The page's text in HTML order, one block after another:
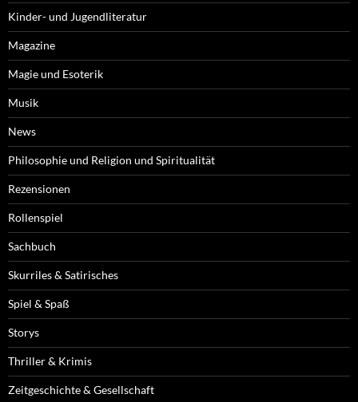
Kinder- und Jugendliteratur
Magazine
Magie und Esoterik
Musik
News
Philosophie und Religion und Spiritualität
Rezensionen
Rollenspiel
Sachbuch
Skurriles & Satirisches
Spiel & Spaß
Storys
Thriller & Krimis
Zeitgeschichte & Gesellschaft